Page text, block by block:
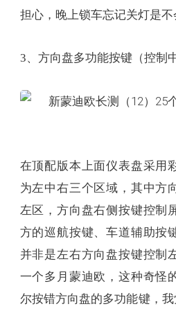
担心，晚上锁车忘记关灯是不
3、方向盘多功能按键（控制
在顶配版本上面仪表盘采用
为左中右三个区域，其中方
左区，方向盘右侧按键控制
方的巡航按键、车道辅助按
并非是左右方向盘按键控制
一个多月蒙迪欧，这种奇怪
尔按错方向盘的多功能键，